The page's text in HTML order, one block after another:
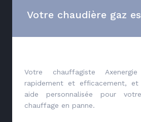
Votre chaudière gaz
Votre chauffagiste
rapidement et efficacement,
aide personnalisée pour
chauffage en panne.